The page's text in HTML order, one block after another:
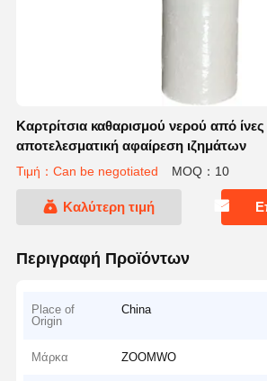
Καρτρίτσια καθαρισμού νερού από
αποτελεσματική αφαίρεση ιζημάτων
Τιμή：Can be negotiated MOQ：10
Καλύτερη τιμή
Περιγραφή Προϊόντων
Place of
Origin
China
Μάρκα ZOOMWO